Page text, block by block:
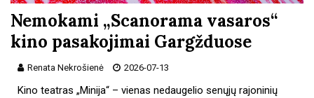
Nemokami „Scanorama vasaros“
kino pasakojimai Gargžduose
Renata Nekrošienė 2026-07-13
Kino teatras „Minija“ – vienas nedaugelio senųjų rajoninių